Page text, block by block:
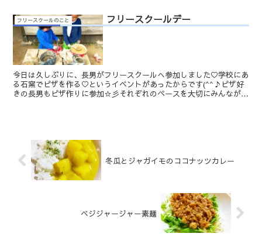
フリースクールのこと フリースクールデー
今日は久しぶりに、長男がフリースクールへ参加しました♡学校にあ
る石窯でピザを作る♡というイベントがあったからです(^^♪ピザ好
きの長男もピザ作りに参加☆彡それぞれのペースを大切にみんなが火
冬瓜とジャガイモのココナッツカレー
ベジジャージャー素麺